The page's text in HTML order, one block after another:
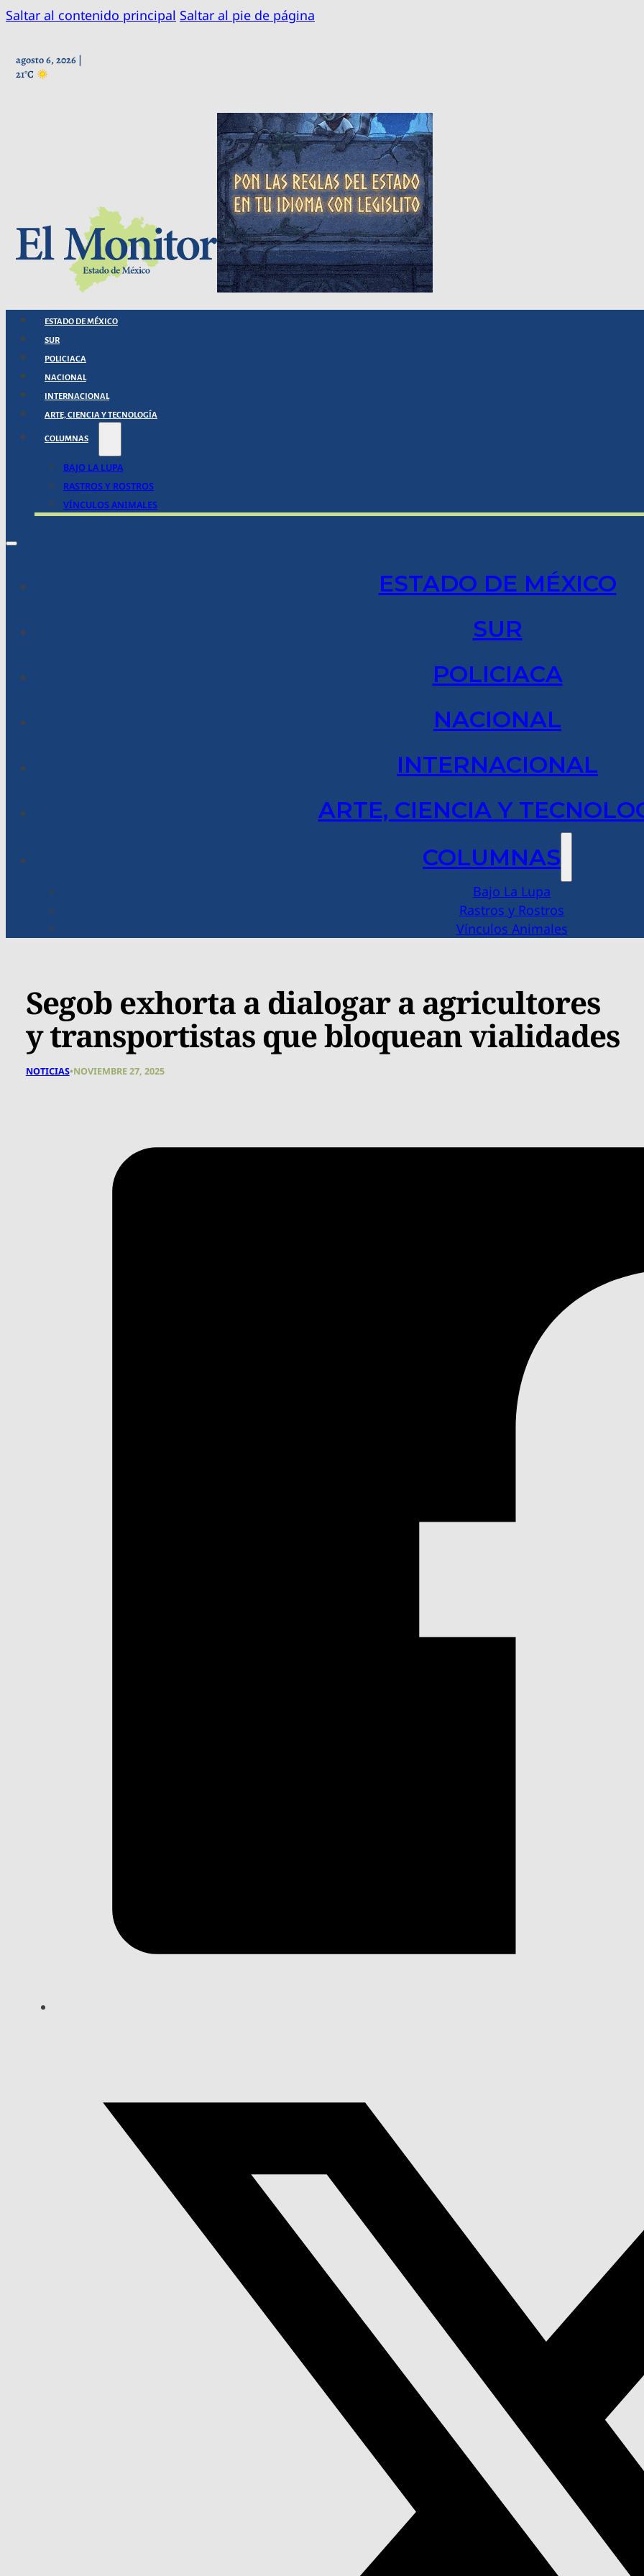
Saltar al contenido principal Saltar al pie de página
agosto 6, 2026 |
21°C
ESTADO DE MÉXICO
SUR
POLICIACA
NACIONAL
INTERNACIONAL
ARTE, CIENCIA Y TECNOLOGÍA
COLUMNAS
BAJO LA LUPA
RASTROS Y ROSTROS
VÍNCULOS ANIMALES
ESTADO DE MÉXICO
SUR
POLICIACA
NACIONAL
INTERNACIONAL
ARTE, CIENCIA Y
COLUMNAS
Bajo La Lupa
Rastros y Rostros
Vínculos Animales
Segob exhorta a dialogar a agricultores
y transportistas que bloquean vialidades
NOTICIAS•NOVIEMBRE 27, 2025